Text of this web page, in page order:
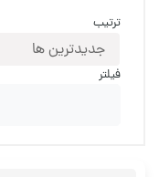
ترتیب
فیلتر